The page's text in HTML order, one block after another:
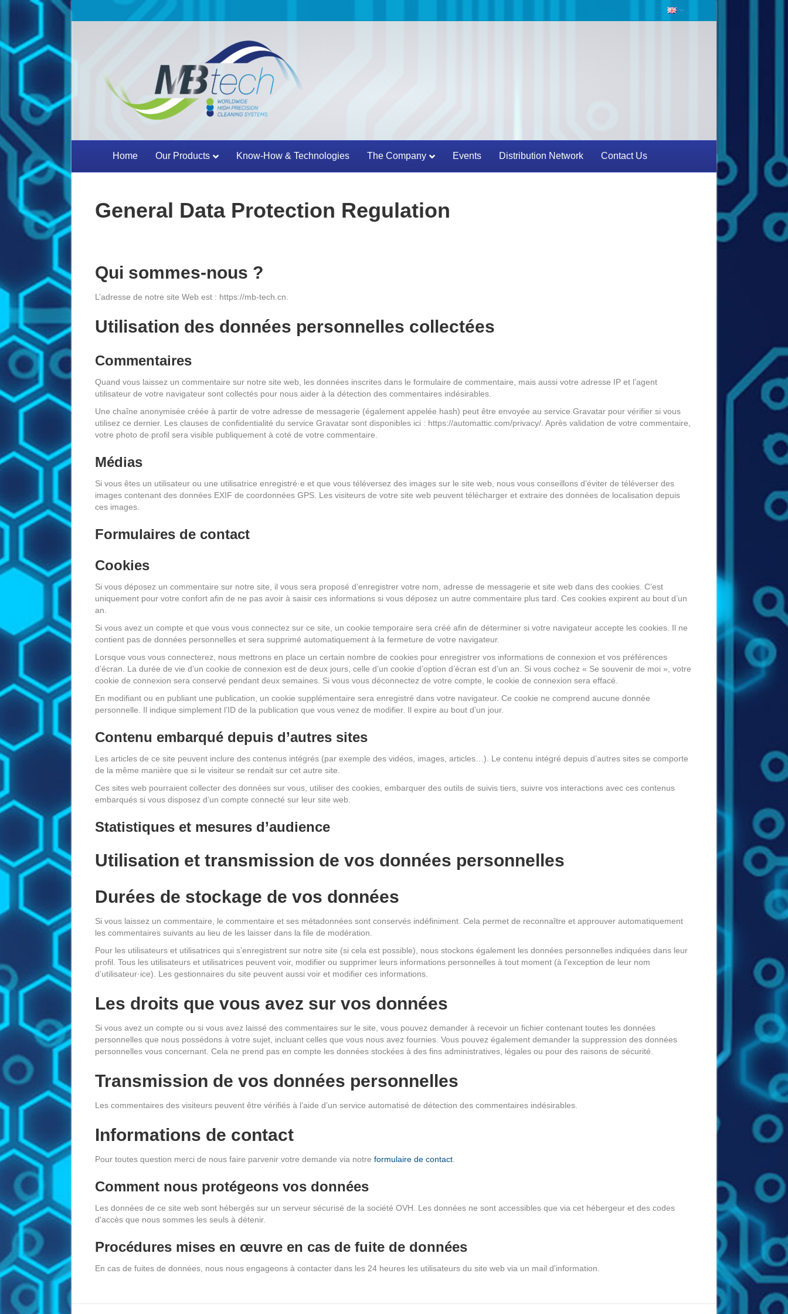
Home Our Products Know-How & Technologies The Company Events Distribution Network Contact Us
General Data Protection Regulation
Qui sommes-nous ?
L’adresse de notre site Web est : https://mb-tech.cn.
Utilisation des données personnelles collectées
Commentaires
Quand vous laissez un commentaire sur notre site web, les données inscrites dans le formulaire de commentaire, mais aussi votre adresse IP et l’agent
utilisateur de votre navigateur sont collectés pour nous aider à la détection des commentaires indésirables.
Une chaîne anonymisée créée à partir de votre adresse de messagerie (également appelée hash) peut être envoyée au service Gravatar pour vérifier si vous
utilisez ce dernier. Les clauses de confidentialité du service Gravatar sont disponibles ici : https://automattic.com/privacy/. Après validation de votre commentaire,
votre photo de profil sera visible publiquement à coté de votre commentaire.
Médias
Si vous êtes un utilisateur ou une utilisatrice enregistré·e et que vous téléversez des images sur le site web, nous vous conseillons d’éviter de téléverser des
images contenant des données EXIF de coordonnées GPS. Les visiteurs de votre site web peuvent télécharger et extraire des données de localisation depuis
ces images.
Formulaires de contact
Cookies
Si vous déposez un commentaire sur notre site, il vous sera proposé d’enregistrer votre nom, adresse de messagerie et site web dans des cookies. C’est
uniquement pour votre confort afin de ne pas avoir à saisir ces informations si vous déposez un autre commentaire plus tard. Ces cookies expirent au bout d’un
an.
Si vous avez un compte et que vous vous connectez sur ce site, un cookie temporaire sera créé afin de déterminer si votre navigateur accepte les cookies. Il ne
contient pas de données personnelles et sera supprimé automatiquement à la fermeture de votre navigateur.
Lorsque vous vous connecterez, nous mettrons en place un certain nombre de cookies pour enregistrer vos informations de connexion et vos préférences
d’écran. La durée de vie d’un cookie de connexion est de deux jours, celle d’un cookie d’option d’écran est d’un an. Si vous cochez « Se souvenir de moi », votre
cookie de connexion sera conservé pendant deux semaines. Si vous vous déconnectez de votre compte, le cookie de connexion sera effacé.
En modifiant ou en publiant une publication, un cookie supplémentaire sera enregistré dans votre navigateur. Ce cookie ne comprend aucune donnée
personnelle. Il indique simplement l’ID de la publication que vous venez de modifier. Il expire au bout d’un jour.
Contenu embarqué depuis d’autres sites
Les articles de ce site peuvent inclure des contenus intégrés (par exemple des vidéos, images, articles…). Le contenu intégré depuis d’autres sites se comporte
de la même manière que si le visiteur se rendait sur cet autre site.
Ces sites web pourraient collecter des données sur vous, utiliser des cookies, embarquer des outils de suivis tiers, suivre vos interactions avec ces contenus
embarqués si vous disposez d’un compte connecté sur leur site web.
Statistiques et mesures d’audience
Utilisation et transmission de vos données personnelles
Durées de stockage de vos données
Si vous laissez un commentaire, le commentaire et ses métadonnées sont conservés indéfiniment. Cela permet de reconnaître et approuver automatiquement
les commentaires suivants au lieu de les laisser dans la file de modération.
Pour les utilisateurs et utilisatrices qui s’enregistrent sur notre site (si cela est possible), nous stockons également les données personnelles indiquées dans leur
profil. Tous les utilisateurs et utilisatrices peuvent voir, modifier ou supprimer leurs informations personnelles à tout moment (à l’exception de leur nom
d’utilisateur·ice). Les gestionnaires du site peuvent aussi voir et modifier ces informations.
Les droits que vous avez sur vos données
Si vous avez un compte ou si vous avez laissé des commentaires sur le site, vous pouvez demander à recevoir un fichier contenant toutes les données
personnelles que nous possédons à votre sujet, incluant celles que vous nous avez fournies. Vous pouvez également demander la suppression des données
personnelles vous concernant. Cela ne prend pas en compte les données stockées à des fins administratives, légales ou pour des raisons de sécurité.
Transmission de vos données personnelles
Les commentaires des visiteurs peuvent être vérifiés à l’aide d’un service automatisé de détection des commentaires indésirables.
Informations de contact
Pour toutes question merci de nous faire parvenir votre demande via notre formulaire de contact
Comment nous protégeons vos données
Les données de ce site web sont hébergés sur un serveur sécurisé de la société OVH. Les données ne sont accessibles que via cet hébergeur et des codes
d'accès que nous sommes les seuls à détenir.
Procédures mises en œuvre en cas de fuite de données
En cas de fuites de données, nous nous engageons à contacter dans les 24 heures les utilisateurs du site web via un mail d'information.